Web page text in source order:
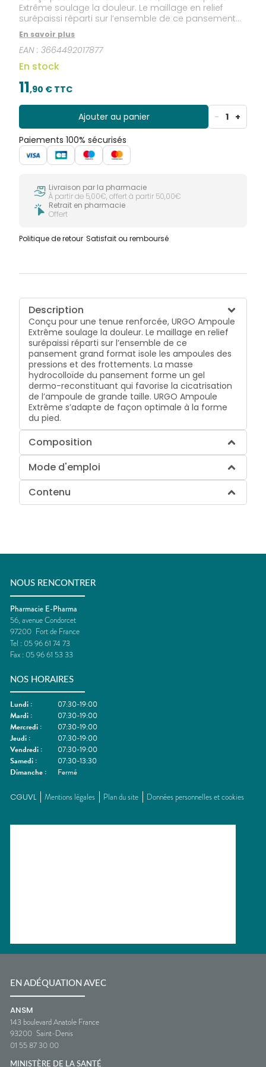
Extrême soulage la douleur. Le maillage en relief
surépaissi réparti sur l’ensemble de ce pansement
grand format isole les ampoules des pressions et
des frottements. La masse hydrocolloïde du
pansement forme un gel dermo-reconstituant qui
favorise la cicatrisation de l’ampoule de grande
taille. URGO Ampoule Extrême s’adapte de façon
optimale à la forme du pied.
En savoir plus
EAN :3664492017877
En stock
11,90 € TTC
Ajouter au panier - 1 +
Paiements 100% sécurisés
Livraison par la pharmacie
À partir de 5,00€, offert à partir 50,00€
Retrait en pharmacie
Offert
Politique de retour Satisfait ou remboursé
Description
Conçu pour une tenue renforcée, URGO Ampoule
Extrême soulage la douleur. Le maillage en relief
surépaissi réparti sur l’ensemble de ce
pansement grand format isole les ampoules des
pressions et des frottements. La masse
hydrocolloïde du pansement forme un gel
dermo-reconstituant qui favorise la cicatrisation
de l’ampoule de grande taille. URGO Ampoule
Extrême s’adapte de façon optimale à la forme
du pied.
Composition
Mode d'emploi
Contenu
NOUS RENCONTRER
Pharmacie E-Pharma
56, avenue Condorcet
97200 Fort de France
Tel : 05 96 61 74 73
Fax : 05 96 61 53 33
NOS HORAIRES
Lundi :
07:30-19:00
Mardi :
07:30-19:00
Mercredi :
07:30-19:00
Jeudi :
07:30-19:00
Vendredi :
07:30-19:00
Samedi :
07:30-13:30
Dimanche : Fermé
CGUVL Mentions légales Plan du site Données personnelles et cookies
EN ADÉQUATION AVEC
ANSM
143 boulevard Anatole France
93200 Saint-Denis
01 55 87 30 00
MINISTÈRE DE LA SANTÉ